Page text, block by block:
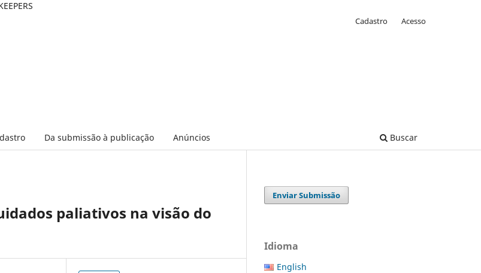
Da submissão à publicação Anúncios Buscar
Cadastro Acesso
paliativos na visão do
Enviar Submissão
Idioma
English